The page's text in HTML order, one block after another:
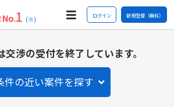
(※) ログイン 新規登録（無料）
交渉の受付を終了しています。
件の近い案件を探す